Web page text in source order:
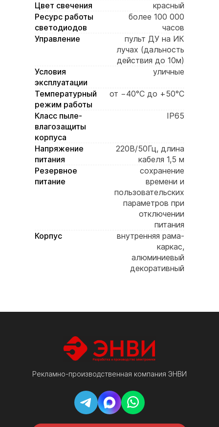
Цвет свечения
красный
Ресурс работы
светодиодов
более 100 000
часов
Управление
пульт ДУ на ИК
лучах (дальность
действия до 10м)
Условия
эксплуатации
уличные
Температурный
режим работы
от −40°C до +50°C
Класс пыле-
влагозащиты
корпуса
IP65
Напряжение
питания
220В/50Гц, длина
кабеля 1,5 м
Резервное
питание
сохранение
времени и
пользовательских
параметров при
отключении
питания
Корпус
внутренняя рама-
каркас,
алюминиевый
декоративный
Лицевая панель
прозрачное
Цвет корпуса
Крепление
петли на задней
стенке корпуса
табло, ик-пульт,
паспорт изделия,
инструкция,
гарантийный
талон, упаковка
Рекламно-производственная компания ЭНВИ